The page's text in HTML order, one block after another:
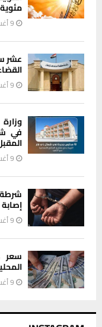
مئوية
9 أغسطس، 2026
عشر
9 أغسطس، 2026
في
9 أغسطس، 2026
9 أغسطس، 2026
سعر
9 أغسطس، 2026